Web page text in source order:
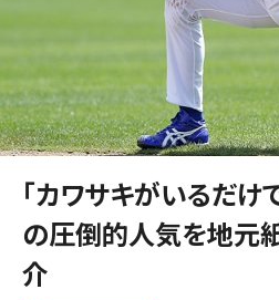
「カワサキがいるだ
の圧倒的人気を地元
介